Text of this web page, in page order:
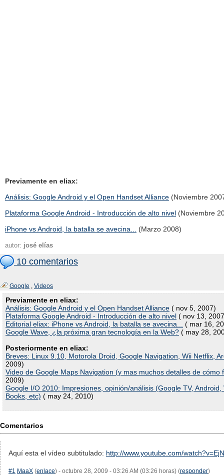
Previamente en eliax:
Análisis: Google Android y el Open Handset Alliance (Noviembre
Plataforma Google Android - Introducción de alto nivel (Noviembre
iPhone vs Android, la batalla se avecina...
(Marzo 2008)
autor: josé elías
10 comentarios
Google , Videos
Previamente en eliax:
Análisis: Google Android y el Open Handset Alliance ( nov 5, 2007)
Plataforma Google Android - Introducción de alto nivel ( nov 13,
Editorial eliax: iPhone vs Android, la batalla se avecina...
( mar 16,
Google Wave, ¿la próxima gran tecnología en la Web? ( may 28,
Posteriormente en eliax:
Breves: Linux 9.10, Motorola Droid, Google Navigation, Wii Netflix,
2009)
Video de Google Maps Navigation (y mas muchos detalles de cómo
2009)
Google I/O 2010: Impresiones, opinión/análisis (Google TV, Android,
Books, etc) ( may 24, 2010)
Comentarios
Aquí esta el vídeo subtitulado: http://www.youtube.com/
#1 MaaX (enlace) - octubre 28, 2009 - 03:26 AM (03:26 horas) (responder)